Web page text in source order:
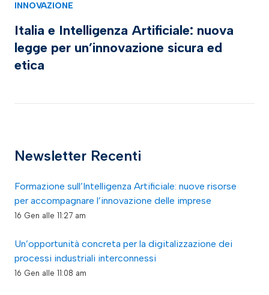
INNOVAZIONE
Italia e Intelligenza Artificiale: nuova
legge per un’innovazione sicura ed
etica
Newsletter Recenti
Formazione sull’Intelligenza Artificiale: nuove risorse
per accompagnare l’innovazione delle imprese
16 Gen alle 11:27 am
Un’opportunità concreta per la digitalizzazione dei
processi industriali interconnessi
16 Gen alle 11:08 am